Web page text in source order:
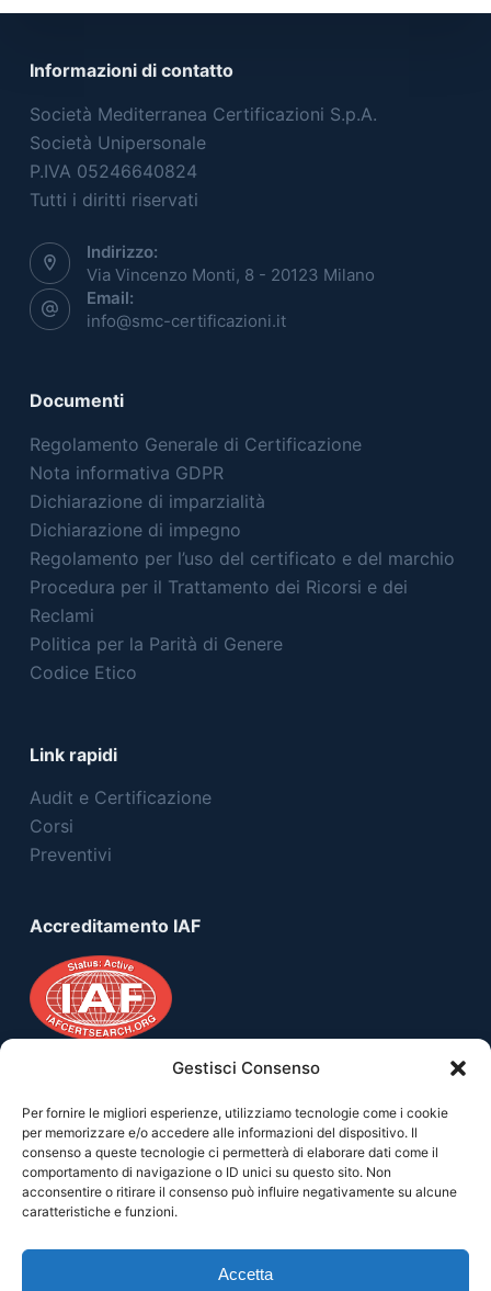
Gestisci Consenso
Per fornire le migliori esperienze, utilizziamo tecnologie come i cookie
per memorizzare e/o accedere alle informazioni del dispositivo. Il
consenso a queste tecnologie ci permetterà di elaborare dati come il
comportamento di navigazione o ID unici su questo sito. Non
acconsentire o ritirare il consenso può influire negativamente su alcune
caratteristiche e funzioni.
Accetta
Informazioni di contatto
Società Mediterranea Certificazioni S.p.A.
Società Unipersonale
P.IVA 05246640824
Tutti i diritti riservati
Indirizzo:
Via Vincenzo Monti, 8 - 20123 Milano
Email:
info@smc-certificazioni.it
Documenti
Regolamento Generale di Certificazione
Nota informativa GDPR
Dichiarazione di imparzialità
Dichiarazione di impegno
Regolamento per l’uso del certificato e del marchio
Procedura per il Trattamento dei Ricorsi e dei
Reclami
Politica per la Parità di Genere
Codice Etico
Link rapidi
Audit e Certificazione
Corsi
Preventivi
Accreditamento IAF
Useful Links
Privacy Policy
Cookies Policy